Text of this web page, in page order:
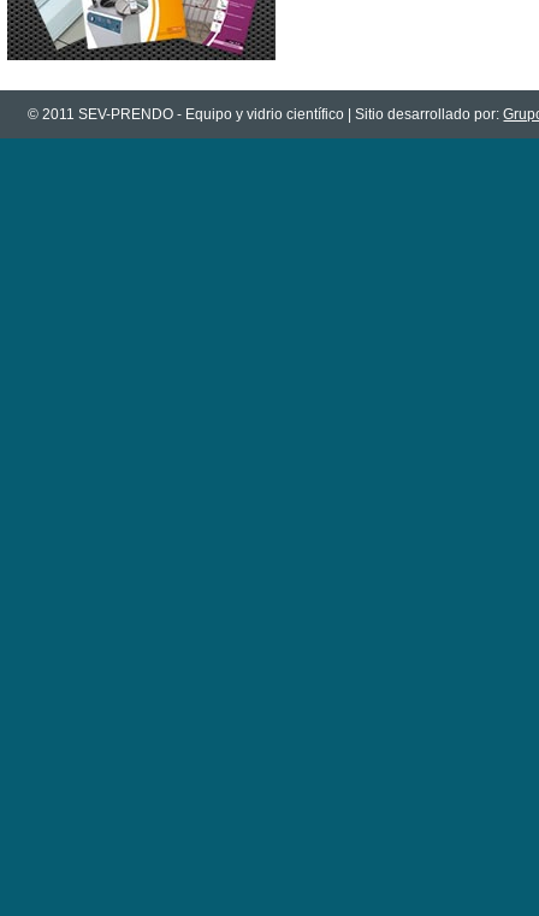
© 2011 SEV-PRENDO - Equipo y vidrio científico | Sitio desarrollado por: